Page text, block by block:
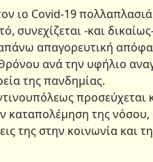
ιο Covid-19
συνεχίζεται -και
απαγορευτική
ανά την υφήλιο
της πανδημίας.
προσεύχεται
καταπολέμηση της
της στην κοινωνία και